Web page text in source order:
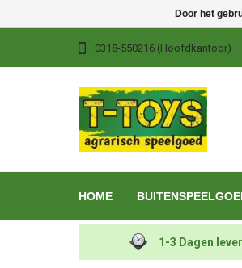
0318-550216 (hoofdkantoor)
HOME
1-3 Dagen
Door het